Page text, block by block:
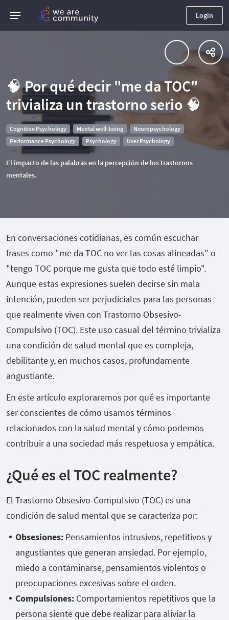
Login
🧠 Por qué decir "me da TOC"
trivializa un trastorno serio 🧠
Cognitive Psychology Mental well-being
Neuropsychology
Performance Psychology
Psychology User Psychology
El impacto de las palabras en la percepción de los trastornos
mentales.
En conversaciones cotidianas, es común escuchar
frases como "me da TOC no ver las cosas alineadas" o
"tengo TOC porque me gusta que todo esté limpio".
Aunque estas expresiones suelen decirse sin mala
intención, pueden ser perjudiciales para las personas
que realmente viven con Trastorno Obsesivo-
Compulsivo (TOC). Este uso casual del término trivializa
una condición de salud mental que es compleja,
debilitante y, en muchos casos, profundamente
angustiante.
En este artículo exploraremos por qué es importante
ser conscientes de cómo usamos términos
relacionados con la salud mental y cómo podemos
contribuir a una sociedad más respetuosa y empática.
¿Qué es el TOC realmente?
El Trastorno Obsesivo-Compulsivo (TOC) es una
condición de salud mental que se caracteriza por:
Obsesiones: Pensamientos intrusivos, repetitivos y
angustiantes que generan ansiedad. Por ejemplo,
miedo a contaminarse, pensamientos violentos o
preocupaciones excesivas sobre el orden.
Compulsiones: Comportamientos repetitivos que la
persona siente que debe realizar para aliviar la